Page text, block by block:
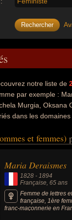
notre liste de
par exemple :
Murgia, Oksana
dans les
également avoir été
des droits de
des droits des
avocat,
avoir été francais,
et femmes)
Maria Deraismes
1828 - 1894
Française, 65 ans
Femme de lettres
française, 1ère
franc-maçonnerie en
l'origine de la création